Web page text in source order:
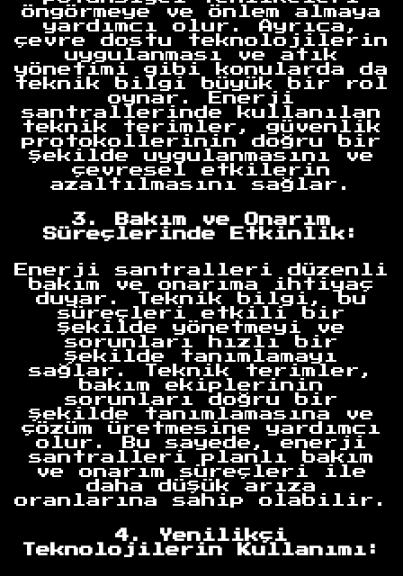
öngörmeye ve önlem almaya
yardımcı olur. Ayrıca,
çevre dostu teknolojilerin
uygulanması ve atık
yönetimi gibi konularda da
teknik bilgi büyük bir rol
oynar. Enerji
santrallerinde kullanılan
teknik terimler, güvenlik
protokollerinin doğru bir
şekilde uygulanmasını ve
çevresel etkilerin
azaltılmasını sağlar.
3. Bakım ve Onarım
Süreçlerinde Etkinlik:
Enerji santralleri düzenli
bakım ve onarıma ihtiyaç
duyar. Teknik bilgi, bu
süreçleri etkili bir
şekilde yönetmeyi ve
sorunları hızlı bir
şekilde tanımlamayı
sağlar. Teknik terimler,
bakım ekiplerinin
sorunları doğru bir
şekilde tanımlamasına ve
çözüm üretmesine yardımcı
olur. Bu sayede, enerji
santralleri planlı bakım
ve onarım süreçleri ile
daha düşük arıza
oranlarına sahip olabilir.
4. Yenilikçi
Teknolojilerin Kullanımı: